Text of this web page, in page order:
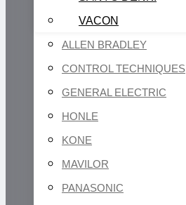
VACON
ALLEN BRADLEY
CONTROL TECHNIQUES
GENERAL ELECTRIC
HONLE
KONE
MAVILOR
PANASONIC